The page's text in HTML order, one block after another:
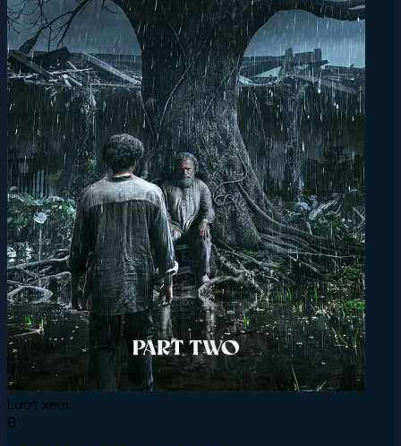
Lượt xem:
8